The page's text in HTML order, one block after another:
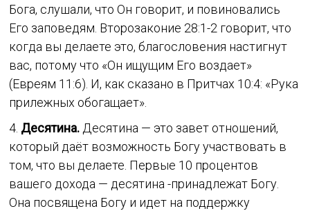
Бога, слушали, что Он говорит, и повиновались
Его заповедям. Второзаконие 28:1-2 говорит, что
когда вы делаете это, благословения настигнут
вас, потому что «Он ищущим Его воздает»
(Евреям 11:6). И, как сказано в Притчах 10:4: «Рука
прилежных обогащает».
4. Десятина.Десятина — это завет отношений,
который даёт возможность Богу участвовать в
том, что вы делаете. Первые 10 процентов
вашего дохода — десятина -принадлежат Богу.
Она посвящена Богу и идет на поддержку